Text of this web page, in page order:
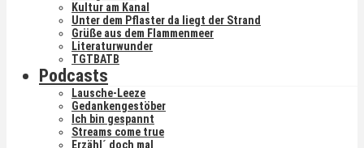
Kultur am Kanal
Unter dem Pflaster da liegt der Strand
Grüße aus dem Flammenmeer
Literaturwunder
TGTBATB
Podcasts
Lausche-Leeze
Gedankengestöber
Ich bin gespannt
Streams come true
Erzähl´ doch mal